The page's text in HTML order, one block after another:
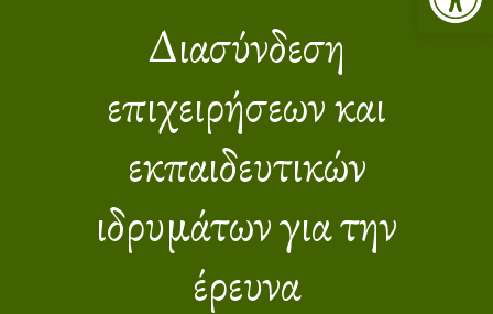
Διασύνδεση
επιχειρήσεων και
εκπαιδευτικών
ιδρυμάτων για την
έρευνα
ΥΠΗΡΕΣΙΕΣ
ΕΡΓΑ
ΔΑΣΙΚΟΙ ΧΑΡΤΕΣ
ΨΗΦΙΑΚΗ
ΧΑΡΤΟΓΡΑΦΗΣΗ
ΝΕΑ
ΕΠΙΚΟΙΝΩΝΙΑ